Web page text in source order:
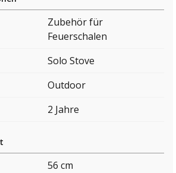
Zubehör für
Feuerschalen
Solo Stove
Outdoor
2 Jahre
56 cm